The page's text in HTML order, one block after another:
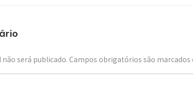
será publicado. Campos obrigatórios são marcados